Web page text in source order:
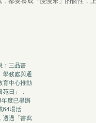
：三品書
學務處與通
育中心推動
苑日」，
年度已舉辦
64場活
透過「書寫